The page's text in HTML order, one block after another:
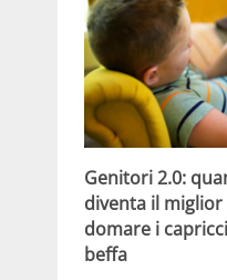
Genitori 2.0:
diventa il
domare i
beffa